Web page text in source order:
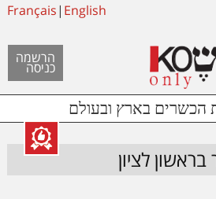
הכשרים בארץ ובעולם
הרשמה
כניסה
Français| English
לציון